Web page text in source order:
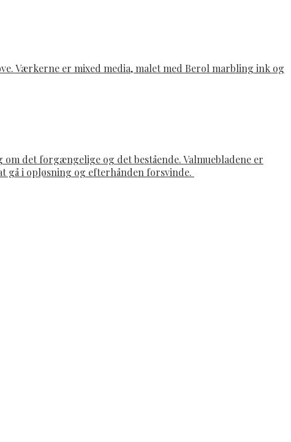
Værkerne er mixed media, malet med Berol marbling ink og
det forgængelige og det bestående. Valmuebladene er
i opløsning og efterhånden forsvinde.